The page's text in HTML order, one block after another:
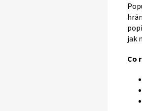
jak
Co